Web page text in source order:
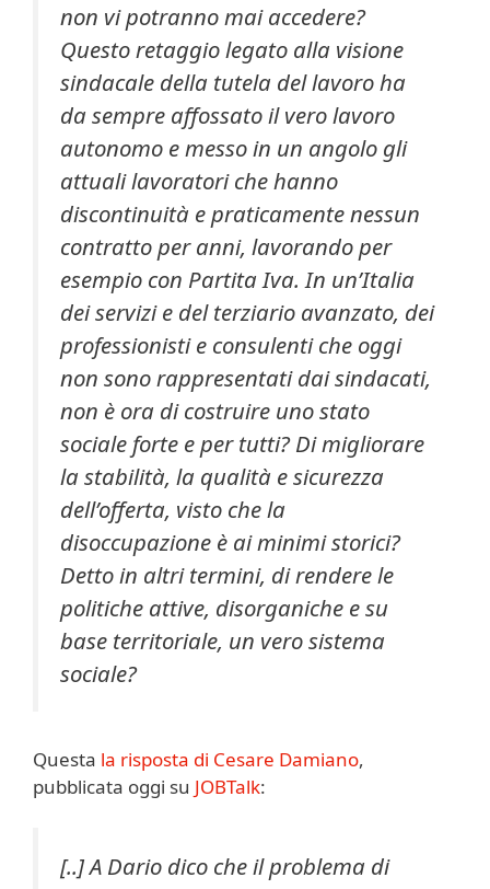
non vi potranno mai accedere?
Questo retaggio legato alla visione
sindacale della tutela del lavoro ha
da sempre affossato il vero lavoro
autonomo e messo in un angolo gli
attuali lavoratori che hanno
discontinuità e praticamente nessun
contratto per anni, lavorando per
esempio con Partita Iva. In un’Italia
dei servizi e del terziario avanzato, dei
professionisti e consulenti che oggi
non sono rappresentati dai sindacati,
non è ora di costruire uno stato
sociale forte e per tutti? Di migliorare
la stabilità, la qualità e sicurezza
dell’offerta, visto che la
disoccupazione è ai minimi storici?
Detto in altri termini, di rendere le
politiche attive, disorganiche e su
base territoriale, un vero sistema
sociale?
Questa la risposta di Cesare Damiano,
pubblicata oggi su JOBTalk:
[..] A Dario dico che il problema di